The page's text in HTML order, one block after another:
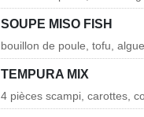
SOUPE MISO FISH
bouillon de poule, tofu,
TEMPURA MIX
4 pièces scampi, carottes,